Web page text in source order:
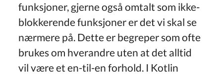
funksjoner, gjerne også omtalt som ikke-
blokkerende funksjoner er det vi skal se
nærmere på. Dette er begreper som ofte
brukes om hverandre uten at det alltid
vil være et en-til-en forhold. I Kotlin